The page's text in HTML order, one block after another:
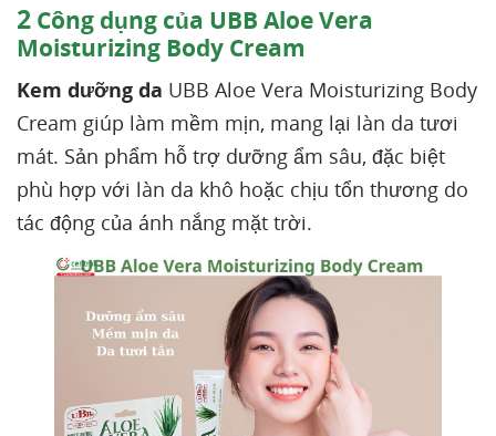
2 Công dụng của UBB Aloe Vera
Moisturizing Body Cream
Kem dưỡng da UBB Aloe Vera Moisturizing Body
Cream giúp làm mềm mịn, mang lại làn da tươi
mát. Sản phẩm hỗ trợ dưỡng ẩm sâu, đặc biệt
phù hợp với làn da khô hoặc chịu tổn thương do
tác động của ánh nắng mặt trời.